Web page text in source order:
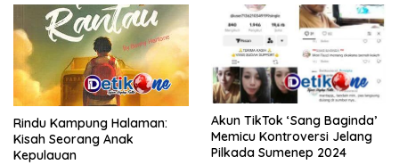
Rindu Kampung Halaman:
Kisah Seorang Anak
Kepulauan
Akun TikTok ‘Sang Baginda’
Memicu Kontroversi Jelang
Pilkada Sumenep 2024